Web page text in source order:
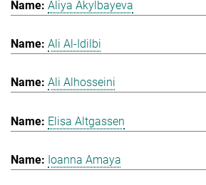
Aliya Akylbayeva
Ali Al-Idilbi
Ali Alhosseini
Elisa Altgassen
Ioanna Amaya